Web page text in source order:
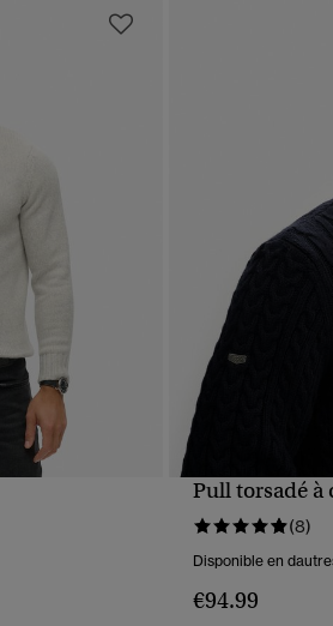
Pull torsadé à
(8)
Disponible en
€94.99